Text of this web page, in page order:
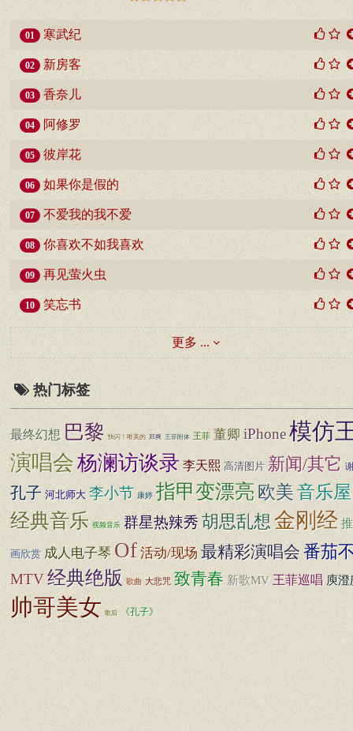
01 寒武纪
02 新房客
03 香奈儿
04 阿修罗
05 彼岸花
06 如果你是假的
07 不爱我的我不爱
08 你喜欢不如我喜欢
09 再见萤火虫
10 笑忘书
更多 ...
热门标签
最终幻想 巴黎 快闪！唯美的 郑爽 王菲附体 王菲 董卿 iPhone模仿
演唱会杨澜访谈录 李天熙 高清图片 新闻/其它
孔子 河北师大 李小节 康婷 指甲变漂亮 欧美 音乐屋
经典音乐 视频音乐 群星热辣秀胡思乱想 金刚经
画欣赏 成人电子琴 Of 活动/现场 最精彩演唱会番茄
MTV经典绝版 歌曲 大悲咒 致青春 新歌MV 王菲巡唱 庾澄
帅哥美女 歌后 《孔子》